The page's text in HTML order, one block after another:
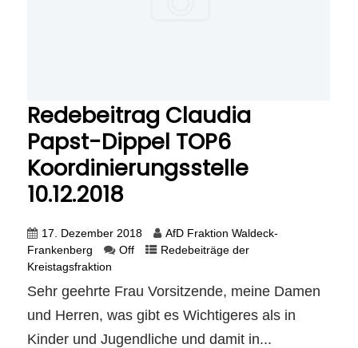
Redebeitrag Claudia
Papst-Dippel TOP6
Koordinierungsstelle
10.12.2018
17. Dezember 2018
AfD Fraktion Waldeck-
Frankenberg
Off
Redebeiträge der
Kreistagsfraktion
Sehr geehrte Frau Vorsitzende, meine Damen
und Herren, was gibt es Wichtigeres als in
Kinder und Jugendliche und damit in...